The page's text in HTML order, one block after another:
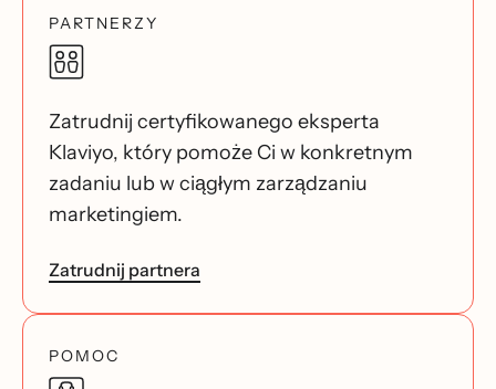
PARTNERZY
Zatrudnij certyfikowanego eksperta
Klaviyo, który pomoże Ci w konkretnym
zadaniu lub w ciągłym zarządzaniu
marketingiem.
Zatrudnij partnera
POMOC